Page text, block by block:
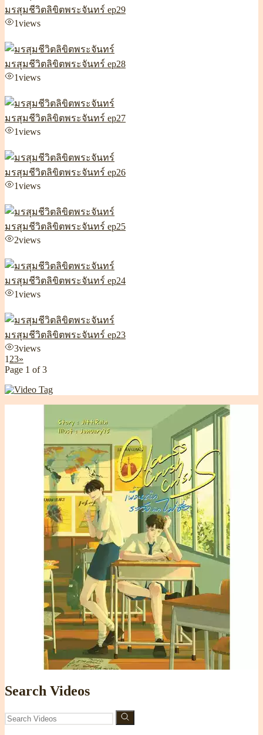
มรสุมชีวิตลิขิตพระจันทร์ ep29
1views
มรสุมชีวิตลิขิตพระจันทร์ ep28
1views
มรสุมชีวิตลิขิตพระจันทร์ ep27
1views
มรสุมชีวิตลิขิตพระจันทร์ ep26
1views
มรสุมชีวิตลิขิตพระจันทร์ ep25
2views
มรสุมชีวิตลิขิตพระจันทร์ ep24
1views
มรสุมชีวิตลิขิตพระจันทร์ ep23
3views
1 23»
Page 1 of 3
Search Videos